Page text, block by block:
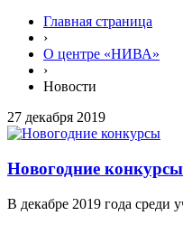
Главная страница
›
О центре «НИВА»
›
Новости
27 декабря 2019
Новогодние конкурсы
В декабре 2019 года среди